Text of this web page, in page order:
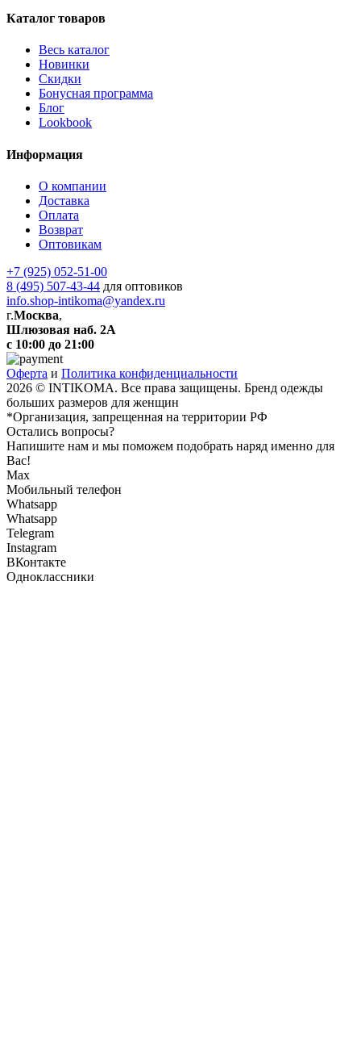
Каталог товаров
Весь каталог
Новинки
Скидки
Бонусная программа
Блог
Lookbook
Информация
О компании
Доставка
Оплата
Возврат
Оптовикам
+7 (925) 052-51-00
8 (495) 507-43-44 для оптовиков
info.shop-intikoma@yandex.ru
г.Москва,
Шлюзовая наб. 2А
с 10:00 до 21:00
Оферта и Политика конфиденциальности
2026 © INTIKOMA. Все права защищены. Бренд одежды
больших размеров для женщин
*Организация, запрещенная на территории РФ
Остались вопросы?
Напишите нам и мы поможем подобрать наряд именно для
Вас!
Max
Мобильный телефон
Whatsapp
Whatsapp
Telegram
Instagram
ВКонтакте
Одноклассники